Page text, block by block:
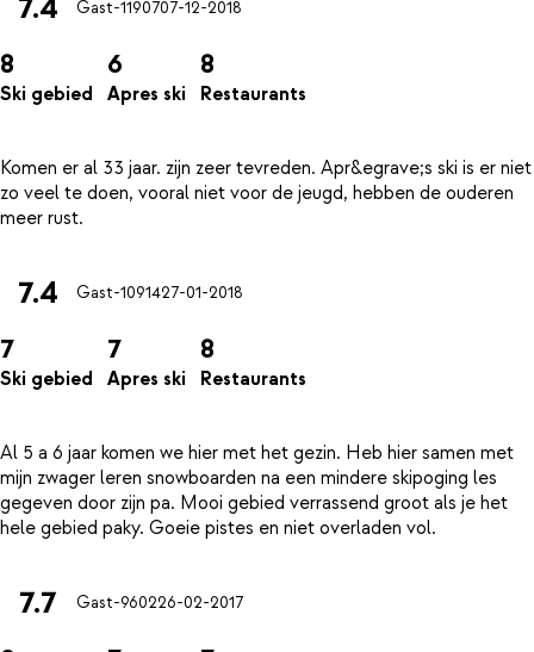
7.4 Gast-1190707-12-2018
8
Ski gebied
6
Apres ski
8
Restaurants
Komen er al 33 jaar. zijn zeer tevreden. Apr&egrave;s ski is er niet
zo veel te doen, vooral niet voor de jeugd, hebben de ouderen
7.4 Gast-1091427-01-2018
7
Ski gebied
7
Apres ski
8
Restaurants
Al 5 a 6 jaar komen we hier met het gezin. Heb hier samen met
mijn zwager leren snowboarden na een mindere skipoging les
gegeven door zijn pa. Mooi gebied verrassend groot als je het
7.7 Gast-960226-02-2017